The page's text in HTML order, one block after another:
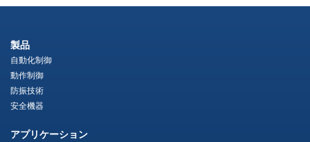
製品
自動化制御
動作制御
防振技術
安全機器
アプリケーション